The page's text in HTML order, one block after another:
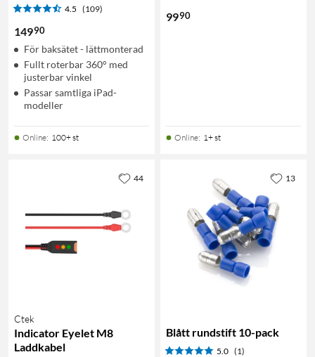
4.5 (109)
14990
För baksätet - lättmonterad
Fullt roterbar 360° med
justerbar vinkel
Passar samtliga iPad-
modeller
Online: 100+ st
9990
Online: 1+ st
Ctek
Indicator Eyelet M8
Laddkabel
44
Blått rundstift 10-pack
5.0 (1)
13